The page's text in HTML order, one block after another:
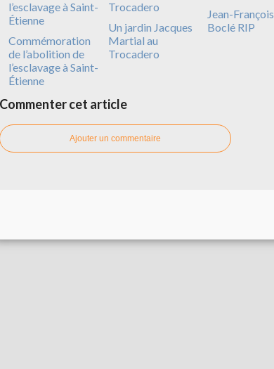
Commémoration
de l’abolition de
l’esclavage à Saint-
Étienne
Un jardin Jacques
Martial au
Trocadero
Jean-François
Boclé RIP
Commenter cet article
Ajouter un commentaire